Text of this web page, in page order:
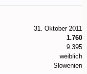
31. Oktober 2011
1.760
9.395
weiblich
Slowenien